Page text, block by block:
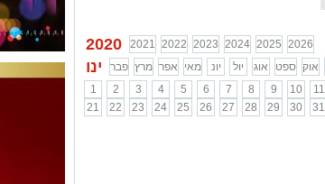
2020 2021 2022 2023 2024 2025 2026
ינו פבר מרץ אפר מאי יונ יול אוג ספט אוק
1
2 3 4 5 6 7 8 9 10 11
21
22 23 24 25 26 27 28 29 30 31